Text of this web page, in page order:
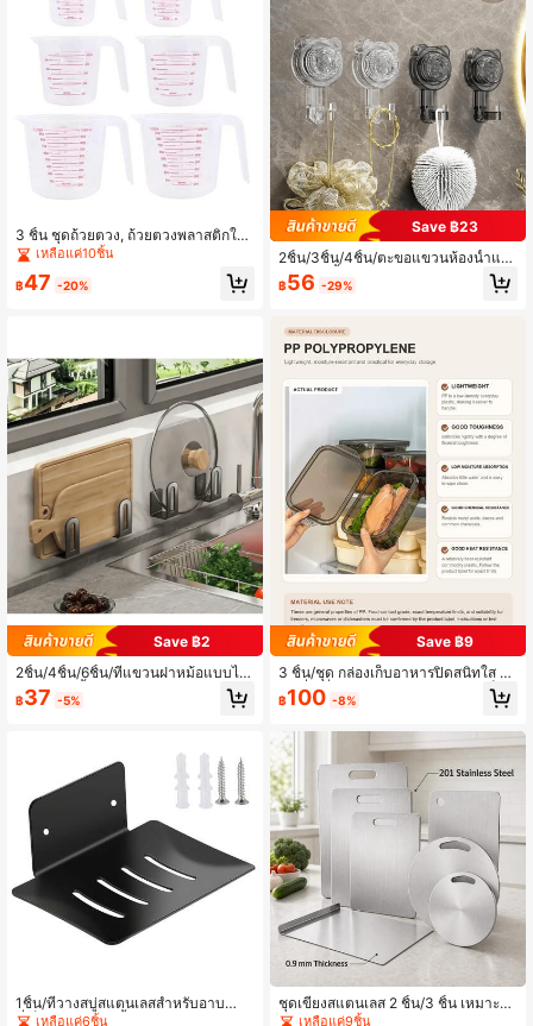
3 ชิ้น ชุดถ้วยตวง, ถ้วยตวงพลาสติกใน
ครัวเรือน, ถ้วยตวงแบบใส, ถ้วยตวงขน
าดเล็กและใหญ่, ชุดเครื่องมือวัดสำหรับ
ทำขนมในครัว
เหลือแค่10ชิ้น
฿47 -20%
Save ฿2
2ชิ้น/4ชิ้น/6ชิ้น/ที่แขวนฝาหม้อแบบไม่
ต้องเจาะ, ชั้นวางของใช้ในครัวอเนกปร
ะสงค์, ชั้นวางเขียงและฝาหม้อแบบติดผ
฿37 -5%
1ชิ้น/ที่วางสบู่สแตนเลสสำหรับอาบน้ำ,
ที่เก็บสบู่และฟองน้ำกันสนิม, เหมาะสำห
เหลือแค่6ชิ้น
Save ฿23
2ชิ้น/3ชิ้น/4ชิ้น/ตะขอแขวนห้องน้ำและ
ห้องอาบน้ำแบบหมุนได้พร้อมถ้วยดูด, ต
ะขอแขวนแบบไม่ต้องเจาะ แข็งแรง รับ
าวสำหรับห้องครัว ประตู และผนังด้านห
ลัง
฿56 -29%
Save ฿9
3 ชิ้น/ชุด กล่องเก็บอาหารปิดสนิทใส ห
นา สี่เหลี่ยม กล่องจัดระเบียบตู้แช่แข็ง &
ตู้เย็น ทนไมโครเวฟ พลาสติก (สีดำ*ครี
฿100 -8%
ชุดเขียงสแตนเลส 2 ชิ้น/3 ชิ้น เหมาะสำ
หรับใช้ในครัว ทำจากสแตนเลส 201 ค
เหลือแค่9ชิ้น